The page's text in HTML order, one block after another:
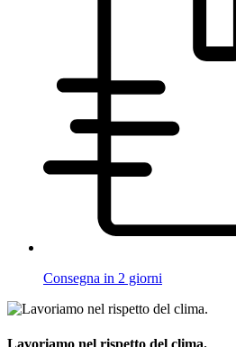
Consegna in 2 giorni
Lavoriamo nel rispetto del clima.